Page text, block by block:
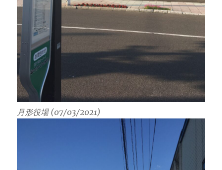
月形役場 (07/03/2021)